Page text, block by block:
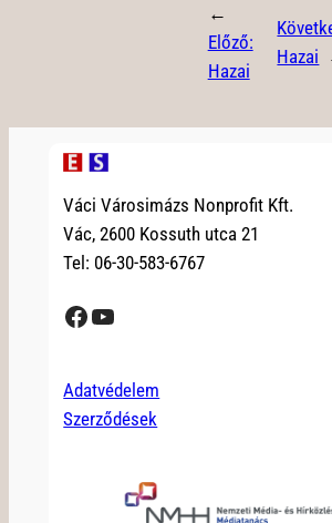
←
Előző:
Hazai
Hazai
Váci Városimázs Nonprofit Kft.
Vác, 2600 Kossuth utca 21
Tel: 06-30-583-6767
Facebook YouTube
Adatvédelem
Szerződések